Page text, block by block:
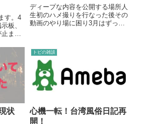
す。4
板、
まっ
に日
手術を
が入っ
...
ディープな内容を公開する場所人
生初のハメ撮りを行なった後その
動画のやり場に困り3月はずっと
を出していただいた方、個人的に
メールを送っていただいた方など
多くの方の意見を参考にさせて
い...
状
トビの雑談
心機一転！台湾風俗日記再
開！